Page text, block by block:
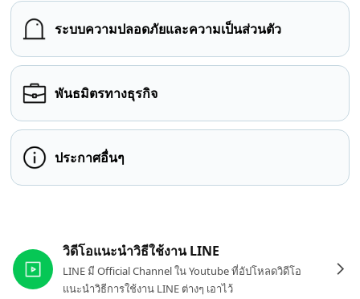
ระบบความปลอดภัยและความเป็นส่วนตัว
พันธมิตรทางธุรกิจ
ประกาศอื่นๆ
วิดีโอแนะนำวิธีใช้งาน LINE
LINE มี Official Channel ใน Youtube ที่อัปโหลดวิดีโอ
แนะนำวิธีการใช้งาน LINE ต่างๆ เอาไว้